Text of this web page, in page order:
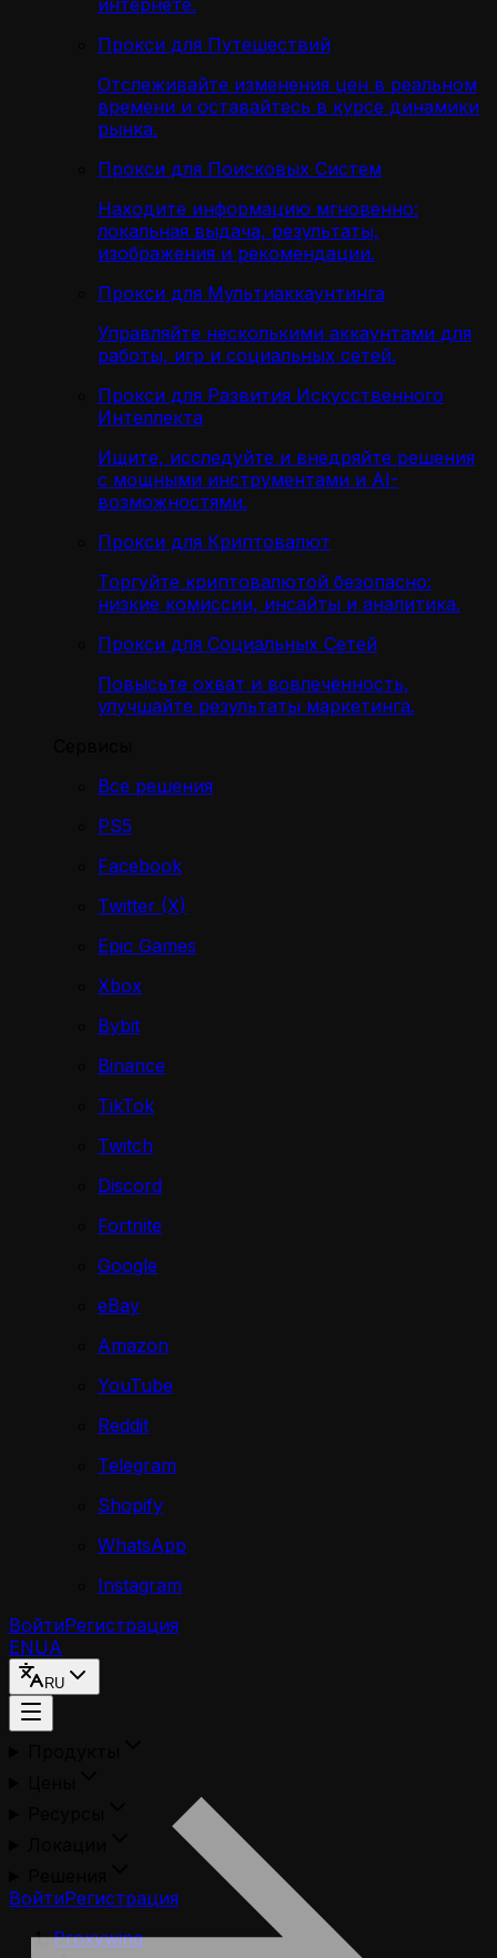
интернете.
Прокси для Путешествий
Отслеживайте изменения цен в реальном
времени и оставайтесь в курсе динамики
рынка.
Прокси для Поисковых Систем
Находите информацию мгновенно:
локальная выдача, результаты,
изображения и рекомендации.
Прокси для Мультиаккаунтинга
Управляйте несколькими аккаунтами для
работы, игр и социальных сетей.
Прокси для Развития Искусственного
Интеллекта
Ищите, исследуйте и внедряйте решения
с мощными инструментами и AI-
возможностями.
Прокси для Криптовалют
Торгуйте криптовалютой безопасно:
низкие комиссии, инсайты и аналитика.
Прокси для Социальных Сетей
Повысьте охват и вовлечённость,
улучшайте результаты маркетинга.
Все решения
PS5
Facebook
Twitter (X)
Epic Games
Xbox
Bybit
Binance
TikTok
Twitch
Discord
Fortnite
Google
eBay
Amazon
YouTube
Reddit
Telegram
Shopify
WhatsApp
Instagram
ВойтиРегистрация
ENUA
RU
ВойтиРегистрация
Proxywing